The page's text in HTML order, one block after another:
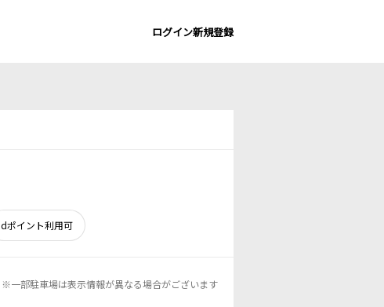
ログイン新規登録
dポイント利用可
※一部駐車場は表示情報が異なる場合がございます